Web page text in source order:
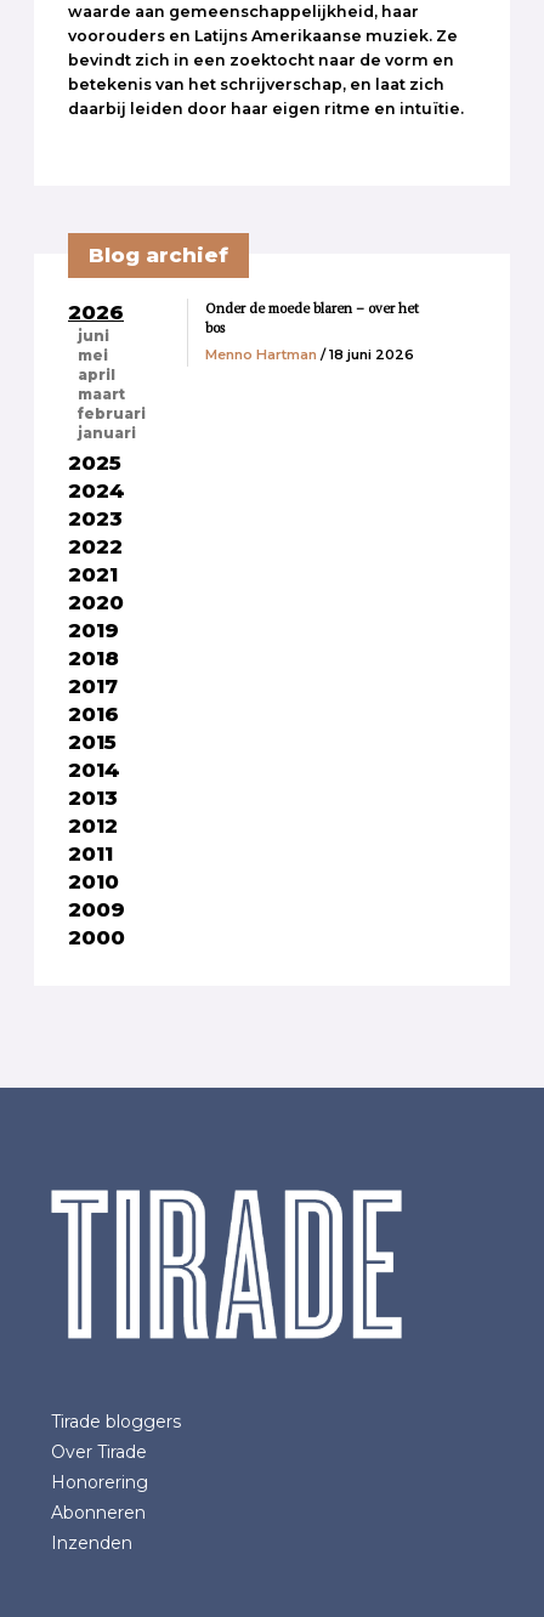
waarde aan gemeenschappelijkheid, haar
voorouders en Latijns Amerikaanse muziek. Ze
bevindt zich in een zoektocht naar de vorm en
betekenis van het schrijverschap, en laat zich
daarbij leiden door haar eigen ritme en intuïtie.
Blog archief
2026
juni
mei
april
maart
februari
januari
2025
2024
2023
2022
2021
2020
2019
2018
2017
2016
2015
2014
2013
2012
2011
2010
2009
2000
Onder de moede blaren – over het
bos
Menno Hartman / 18 juni 2026
Tirade bloggers
Over Tirade
Honorering
Abonneren
Inzenden